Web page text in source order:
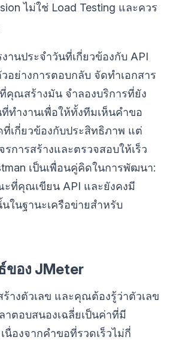
ไม่ใช่ Load Testing และควร
านประจำวันที่เกี่ยวข้องกับ API
ย่างการตอบกลับ จัดทำเอกสาร
คุณสร้างมัน จำลองบริการที่ยัง
ทำงานเพื่อให้ทั้งทีมเห็นคำขอ
ที่เกี่ยวข้องกับประสิทธิภาพ แต่
รการสร้างและตรวจสอบให้เร็ว
เป็นเพื่อนคู่คิดในการพัฒนา:
ที่คุณเขียน API และยังคงมี
ในฐานะเครือข่ายสำหรับ
ของ JMeter
างตัวเลข และคุณต้องรู้ว่าตัวเลข
ตอบสนองเฉลี่ยเป็นค่าที่มี
องจากคำขอที่รวดเร็วไม่กี่